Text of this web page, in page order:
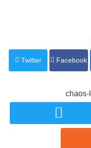
Twitter Facebook
chaos-